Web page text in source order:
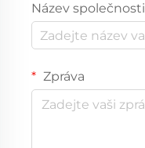
Název společnosti
Zpráva